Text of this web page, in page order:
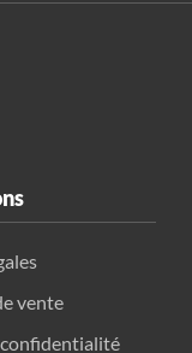
vente